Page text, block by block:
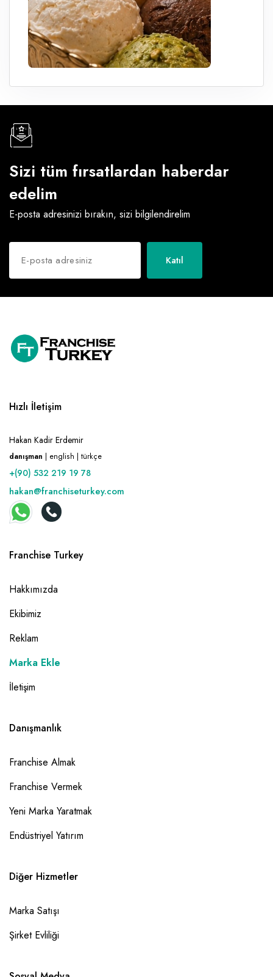
Sizi tüm fırsatlardan haberdar
edelim
E-posta adresinizi bırakın, sizi bilgilendirelim
Katıl
Hızlı İletişim
Hakan Kadir Erdemir
danışman | english | türkçe
+(90) 532 219 19 78
hakan@franchiseturkey.com
Franchise Turkey
Hakkımızda
Ekibimiz
Reklam
Marka Ekle
İletişim
Danışmanlık
Franchise Almak
Franchise Vermek
Yeni Marka Yaratmak
Endüstriyel Yatırım
Diğer Hizmetler
Marka Satışı
Şirket Evliliği